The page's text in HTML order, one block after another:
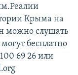
Крыма на
можно слушать
бесплатно
69 26 или